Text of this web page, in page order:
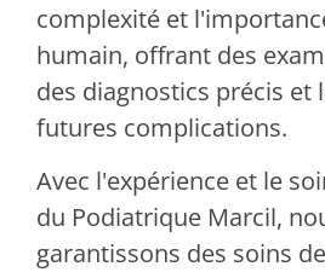
complexité et
humain, offrant des
des diagnostics précis et
futures complications.
Avec l'expérience et le
du Podiatrique Marcil,
garantissons des soins